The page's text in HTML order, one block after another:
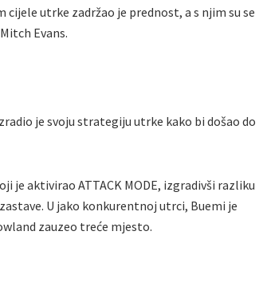
cijele utrke zadržao je prednost, a s njim su se
Evans.
je svoju strategiju utrke kako bi došao do
je aktivirao ATTACK MODE, izgradivši razliku
U jako konkurentnoj utrci, Buemi je
zauzeo treće mjesto.